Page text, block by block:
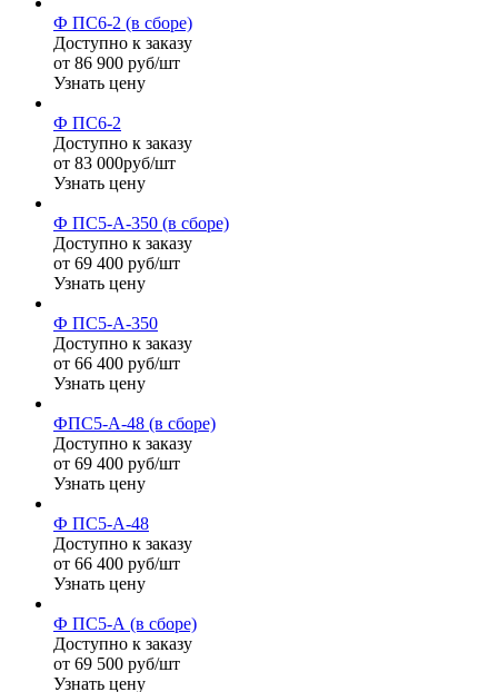
Ф ПС6-2 (в сборе)
Доступно к заказу
от 86 900 руб/шт
Узнать цену
Ф ПС6-2
Доступно к заказу
от 83 000руб/шт
Узнать цену
Ф ПС5-А-350 (в сборе)
Доступно к заказу
от 69 400 руб/шт
Узнать цену
Ф ПС5-А-350
Доступно к заказу
от 66 400 руб/шт
Узнать цену
ФПС5-А-48 (в сборе)
Доступно к заказу
от 69 400 руб/шт
Узнать цену
Ф ПС5-А-48
Доступно к заказу
от 66 400 руб/шт
Узнать цену
Ф ПС5-А (в сборе)
Доступно к заказу
от 69 500 руб/шт
Узнать цену